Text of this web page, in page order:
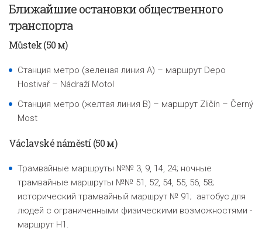
Ближайшие остановки общественного
транспорта
Můstek (50м)
Станция метро (зеленая линия A) – маршрут Depo
Hostivař – Nádraží Motol
Станция метро (желтая линия B) – маршрут Zličín – Černý
Most
Václavské náměstí (50 м)
Трамвайные маршруты №№ 3, 9, 14, 24; ночные
трамвайные маршруты №№ 51, 52, 54, 55, 56, 58;
исторический трамвайный маршрут № 91; автобус для
людей с ограниченными физическими возможностями -
маршрут H1.